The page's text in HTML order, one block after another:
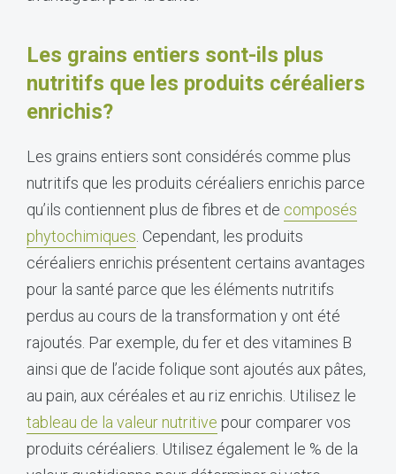
Les grains entiers sont-ils plus
nutritifs que les produits céréaliers
enrichis?
Les grains entiers sont considérés comme plus
nutritifs que les produits céréaliers enrichis parce
qu’ils contiennent plus de fibres et de composés
phytochimiques . Cependant, les produits
céréaliers enrichis présentent certains avantages
pour la santé parce que les éléments nutritifs
perdus au cours de la transformation y ont été
rajoutés. Par exemple, du fer et des vitamines B
ainsi que de l’acide folique sont ajoutés aux pâtes,
au pain, aux céréales et au riz enrichis. Utilisez le
tableau de la valeur nutritive pour comparer vos
produits céréaliers. Utilisez également le % de la